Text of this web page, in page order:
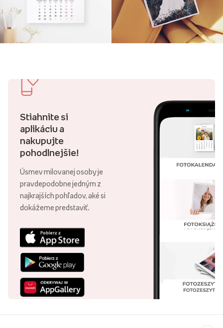
Stiahnite si
aplikáciu a
nakupujte
pohodlnejšie!
Úsmev milovanej osoby je
pravdepodobne jedným z
najkrajších pohľadov, aké si
dokážeme predstaviť.